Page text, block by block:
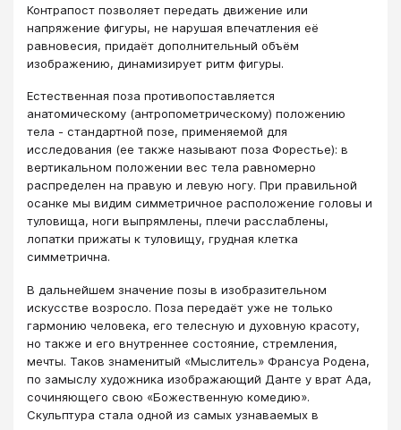
Контрапост позволяет передать движение или
напряжение фигуры, не нарушая впечатления её
равновесия, придаёт дополнительный объём
изображению, динамизирует ритм фигуры.
Естественная поза противопоставляется
анатомическому (антропометрическому) положению
тела - стандартной позе, применяемой для
исследования (ее также называют поза Форестье): в
вертикальном положении вес тела равномерно
распределен на правую и левую ногу. При правильной
осанке мы видим симметричное расположение головы и
туловища, ноги выпрямлены, плечи расслаблены,
лопатки прижаты к туловищу, грудная клетка
симметрична.
В дальнейшем значение позы в изобразительном
искусстве возросло. Поза передаёт уже не только
гармонию человека, его телесную и духовную красоту,
но также и его внутреннее состояние, стремления,
мечты. Таков знаменитый «Мыслитель» Франсуа Родена,
по замыслу художника изображающий Данте у врат Ада,
сочиняющего свою «Божественную комедию».
Скульптура стала одной из самых узнаваемых в